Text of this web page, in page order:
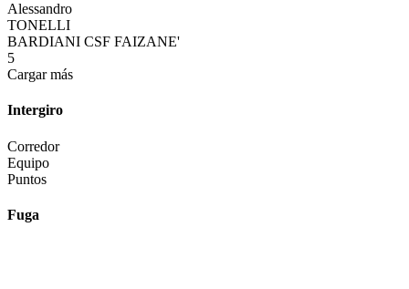
Alessandro
TONELLI
BARDIANI CSF FAIZANE'
5
Cargar más
Intergiro
Corredor
Equipo
Puntos
Fuga